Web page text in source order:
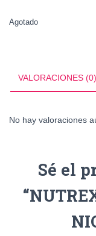
Agotado
VALORACIONES (0)
No hay valoraciones
Sé el